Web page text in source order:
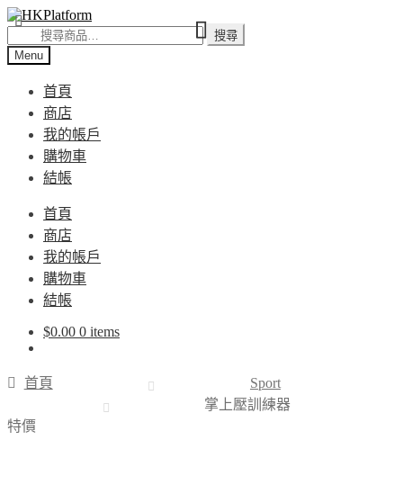
Skip
to
navigation
Skip
to
content
尋
搜尋
Menu
首頁
商店
我的帳戶
購物車
結帳
首頁
商店
我的帳戶
購物車
結帳
$0.00 0 items
首頁
Sport
掌上壓訓練器
特價